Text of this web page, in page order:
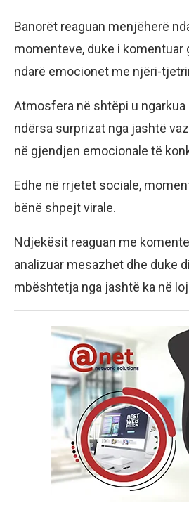
Banorët reaguan menjëherë
momenteve, duke i komentuar
ndarë emocionet me njëri-
Atmosfera në shtëpi u
ndërsa surprizat nga jashtë
në gjendjen emocionale të
Edhe në rrjetet sociale,
bënë shpejt virale.
Ndjekësit reaguan me
analizuar mesazhet dhe duke
mbështetja nga jashtë ka në